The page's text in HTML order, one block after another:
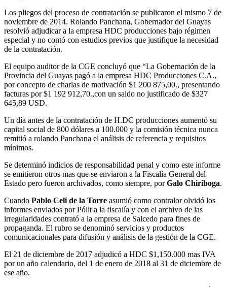
Los pliegos del proceso de contratación se publicaron el mismo 7 de
noviembre de 2014. Rolando Panchana, Gobernador del Guayas
resolvió adjudicar a la empresa HDC producciones bajo régimen
especial y no contó con estudios previos que justifique la necesidad
de la contratación.
El equipo auditor de la CGE concluyó que “La Gobernación de la
Provincia del Guayas pagó a la empresa HDC Producciones C.A.,
por concepto de charlas de motivación $1 200 875,00., presentando
facturas por $1 192 912,70.,con un saldo no justificado de $327
645,89 USD.
Un día antes de la contratación de H.DC producciones aumentó su
capital social de 800 dólares a 100.000 y la comisión técnica nunca
remitió a rolando Panchana el análisis de referencia y requisitos
mínimos.
Se determinó indicios de responsabilidad penal y como este informe
se emitieron otros mas que se enviaron a la Fiscalía General del
Estado pero fueron archivados, como siempre, porGalo Chiriboga.
Cuando Pablo Celi de la Torre asumió como contralor olvidó los
informes enviados por Pólit a la fiscalía y con el archivo de las
irregularidades contrató a la empresa de Salcedo para fines de
propaganda. El rubro se denominó servicios y productos
comunicacionales para difusión y análisis de la gestión de la CGE.
El 21 de diciembre de 2017 adjudicó a HDC $1,150.000 mas IVA
por un año calendario, del 1 de enero de 2018 al 31 de diciembre de
ese año.